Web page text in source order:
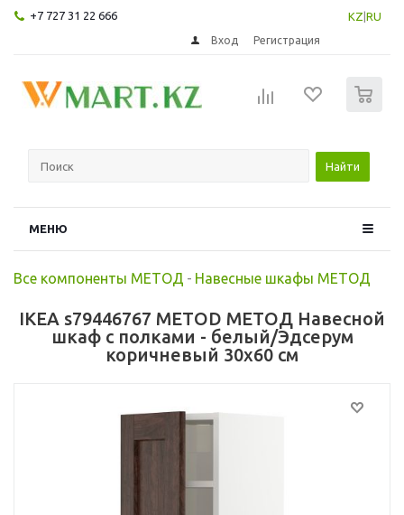
+7 727 31 22 666 KZ RU
Вход Регистрация
Найти
МЕНЮ
Все компоненты МЕТОД - Навесные шкафы МЕТОД
IKEA s79446767 METOD МЕТОД Навесной
шкаф с полками - белый/Эдсерум
коричневый 30x60 см